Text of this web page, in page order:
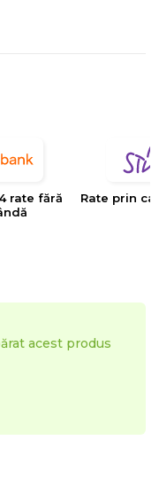
rate fără
Rate prin
acest produs